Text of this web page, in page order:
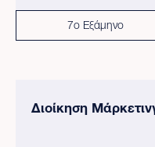
7ο Εξάμηνο
Διοίκηση